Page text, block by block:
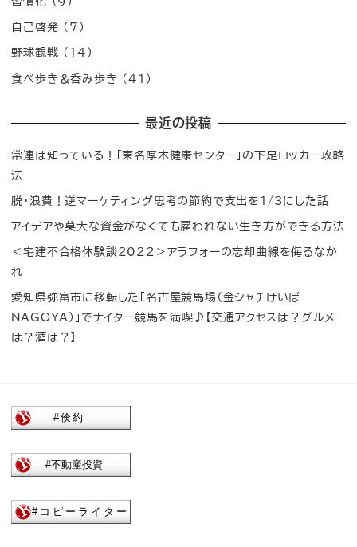
自己啓発 (7)
野球観戦 (14)
食べ歩き＆呑み歩き (41)
最近の投稿
常連は知っている！「東名厚木健康センター」の下足ロッカー攻略
法
脱・浪費！逆マーケティング思考の節約で支出を1/3にした話
アイデアや莫大な資金がなくても雇われない生き方ができる方法
＜宅建不合格体験談2022＞アラフォーの忘却曲線を侮るなか
れ
愛知県弥富市に移転した「名古屋競馬場（金シャチけいば
NAGOYA）」でナイター競馬を満喫♪【交通アクセスは？グルメ
は？酒は？】